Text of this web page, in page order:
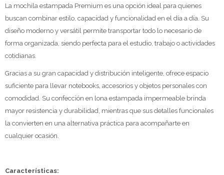
La mochila estampada Premium es una opción ideal para quienes
buscan combinar estilo, capacidad y funcionalidad en el día a día. Su
diseño moderno y versátil permite transportar todo lo necesario de
forma organizada, siendo perfecta para el estudio, trabajo o actividades
cotidianas.
Gracias a su gran capacidad y distribución inteligente, ofrece espacio
suficiente para llevar notebooks, accesorios y objetos personales con
comodidad. Su confección en lona estampada impermeable brinda
mayor resistencia y durabilidad, mientras que sus detalles funcionales
la convierten en una alternativa práctica para acompañarte en
cualquier ocasión.
Características: